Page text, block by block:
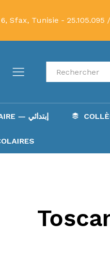
Sfax, Tunisie - 25.105.095
Recherche
PRIMAIRE — إبتدائي